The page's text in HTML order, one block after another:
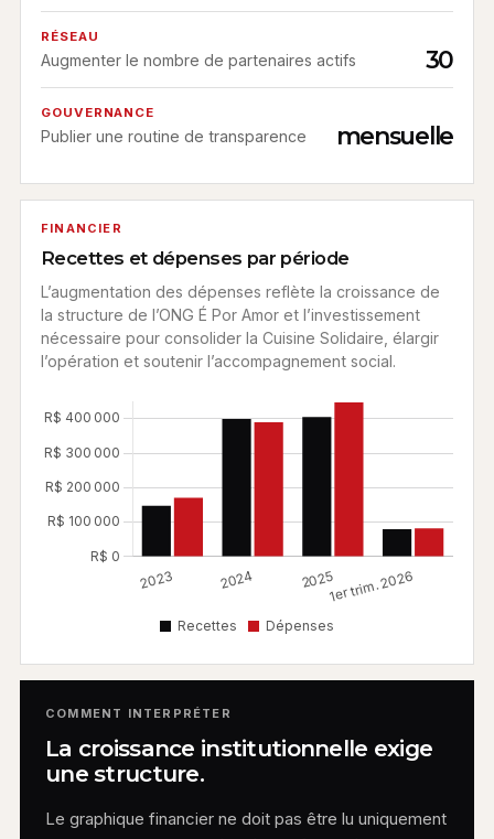
RÉSEAU
Augmenter le nombre de partenaires actifs 30
GOUVERNANCE
Publier une routine de transparence mensuelle
FINANCIER
Recettes et dépenses par période
L’augmentation des dépenses reflète la croissance de
la structure de l’ONG É Por Amor et l’investissement
nécessaire pour consolider la Cuisine Solidaire, élargir
l’opération et soutenir l’accompagnement social.
COMMENT INTERPRÉTER
La croissance institutionnelle exige
une structure.
Le graphique financier ne doit pas être lu uniquement